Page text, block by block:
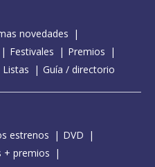
novedades
Festivales
Premios
Listas Guía / directorio
estrenos
DVD
+ premios